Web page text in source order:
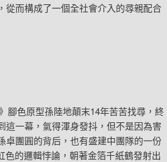
從而構成了一個全社會介入的尋親配合
腳色原型孫陸地顛末14年苦苦找尋，終
這一幕，氣得渾身發抖，但不是因為害
卓團圓的背后，也有盛建中團隊的一份
的邏輯悖論，朝著金箔千紙鶴發射出